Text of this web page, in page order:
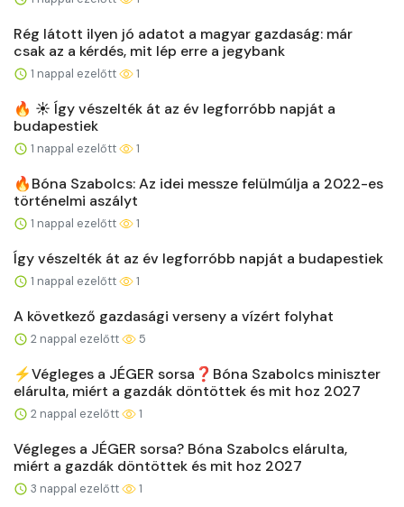
Rég látott ilyen jó adatot a magyar gazdaság: már
csak az a kérdés, mit lép erre a jegybank
1 nappal ezelőtt 1
🔥 ☀️ Így vészelték át az év legforróbb napját a
budapestiek
1 nappal ezelőtt 1
🔥Bóna Szabolcs: Az idei messze felülmúlja a 2022-es
történelmi aszályt
1 nappal ezelőtt 1
Így vészelték át az év legforróbb napját a budapestiek
1 nappal ezelőtt 1
A következő gazdasági verseny a vízért folyhat
2 nappal ezelőtt 5
⚡️Végleges a JÉGER sorsa❓Bóna Szabolcs miniszter
elárulta, miért a gazdák döntöttek és mit hoz 2027
2 nappal ezelőtt 1
Végleges a JÉGER sorsa? Bóna Szabolcs elárulta,
miért a gazdák döntöttek és mit hoz 2027
3 nappal ezelőtt 1